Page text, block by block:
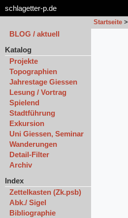
schlagetter-p.de
Startseite >
BLOG / aktuell
Katalog
Projekte
Topographien
Jahrestage Giessen
Lesung / Vortrag
Spielend
Stadtführung
Exkursion
Uni Giessen, Seminar
Wanderungen
Detail-Filter
Archiv
Index
Zettelkasten (Zk.psb)
Abk./ Sigel
Bibliographie